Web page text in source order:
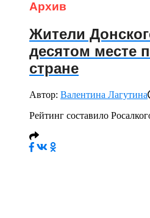
Архив
Жители
десятом месте
стране
Автор: Валентина Лагутина
Рейтинг составило